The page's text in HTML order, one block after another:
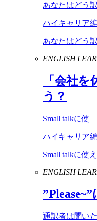
あなたはどう
ハイキャリア
あなたはどう
ENGLISH
「会社
う？
Small talkに使
ハイキャリア
Small talkに使
ENGLISH
”Please~”
通訳者は聞い